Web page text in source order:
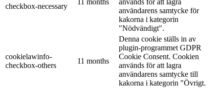
checkbox-necessary
11 months
används för att lagra
användarens samtycke för
kakorna i kategorin
"Nödvändigt".
cookielawinfo-
checkbox-others
11 months
Denna cookie ställs in av
plugin-programmet GDPR
Cookie Consent. Cookien
används för att lagra
användarens samtycke till
kakorna i kategorin "Övrigt.